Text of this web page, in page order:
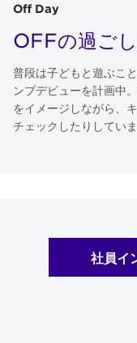
Off Day
OFFの過ご
普段は子どもと遊ぶこ
ンプデビューを計画中
をイメージしながら、
チェックしたりしていま
社員イ